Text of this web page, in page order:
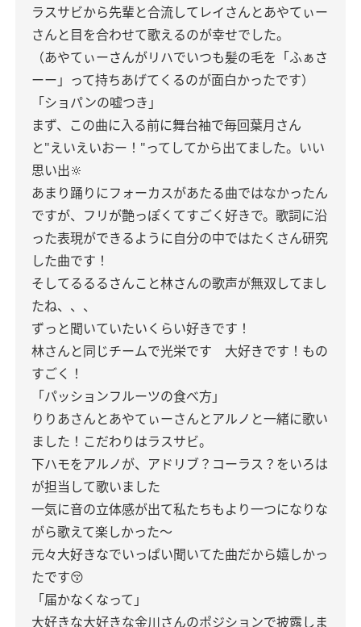
ラスサビから先輩と合流してレイさんとあやてぃー
さんと目を合わせて歌えるのが幸せでした。
（あやてぃーさんがリハでいつも髪の毛を「ふぁさ
ーー」って持ちあげてくるのが面白かったです）
「ショパンの嘘つき」
まず、この曲に入る前に舞台袖で毎回葉月さん
と"えいえいおー！"ってしてから出てました。いい
思い出🔆
あまり踊りにフォーカスがあたる曲ではなかったん
ですが、フリが艶っぽくてすごく好きで。歌詞に沿
った表現ができるように自分の中ではたくさん研究
した曲です！
そしてるるるさんこと林さんの歌声が無双してまし
たね、、、
ずっと聞いていたいくらい好きです！
林さんと同じチームで光栄です 大好きです！もの
すごく！
「パッションフルーツの食べ方」
りりあさんとあやてぃーさんとアルノと一緒に歌い
ました！こだわりはラスサビ。
下ハモをアルノが、アドリブ？コーラス？をいろは
が担当して歌いました
一気に音の立体感が出て私たちもより一つになりな
がら歌えて楽しかった〜
元々大好きなでいっぱい聞いてた曲だから嬉しかっ
たです😚
「届かなくなって」
大好きな大好きな金川さんのポジションで披露しま